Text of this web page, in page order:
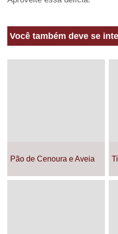
Você também deve se
Pão de Cenoura e Aveia